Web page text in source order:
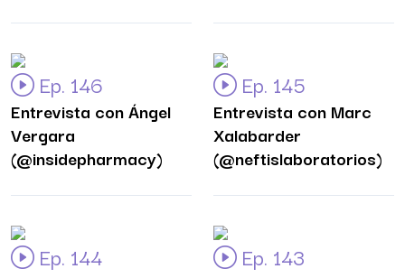
Ep. 146
Entrevista con Ángel
Vergara
(@insidepharmacy)
Ep. 145
Entrevista con Marc
Xalabarder
(@neftislaboratorios)
Ep. 144 Ep. 143